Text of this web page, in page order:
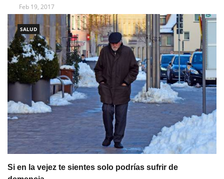
Feb 19, 2017
SALUD
Si en la vejez te sientes solo podrías sufrir de